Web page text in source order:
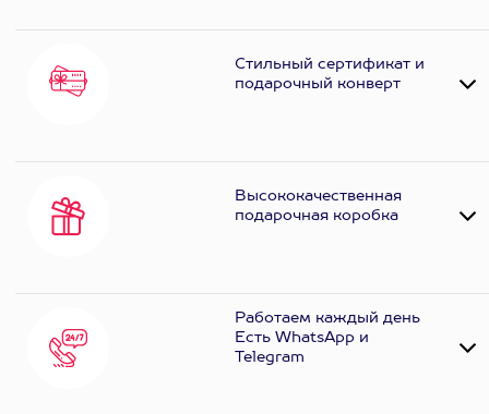
Стильный сертификат и
подарочный конверт
Высококачественная
подарочная коробка
Работаем каждый день
Есть WhatsApp и
Telеgram